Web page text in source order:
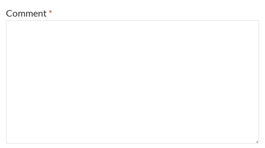
Comment *